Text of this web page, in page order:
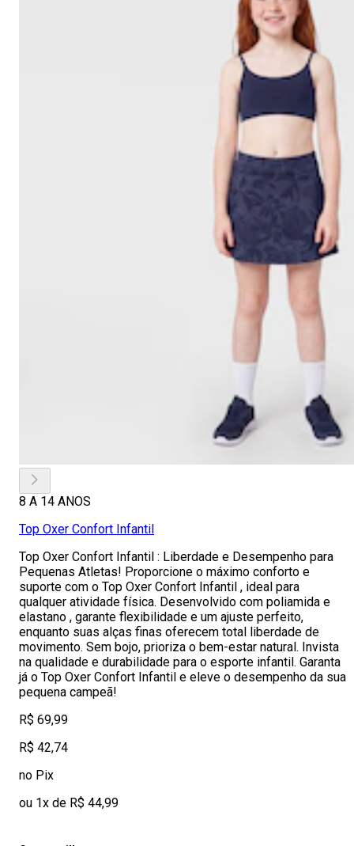
8 A 14 ANOS
Top Oxer Confort Infantil
Top Oxer Confort Infantil : Liberdade e Desempenho para
Pequenas Atletas! Proporcione o máximo conforto e
suporte com o Top Oxer Confort Infantil , ideal para
qualquer atividade física. Desenvolvido com poliamida e
elastano , garante flexibilidade e um ajuste perfeito,
enquanto suas alças finas oferecem total liberdade de
movimento. Sem bojo, prioriza o bem-estar natural. Invista
na qualidade e durabilidade para o esporte infantil. Garanta
já o Top Oxer Confort Infantil e eleve o desempenho da sua
pequena campeã!
R$ 69,99
R$ 42,74
no Pix
ou 1x de R$ 44,99